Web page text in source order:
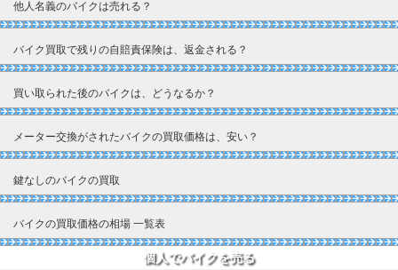
他人名義のバイクは売れる？
バイク買取で残りの自賠責保険は、返金される？
買い取られた後のバイクは、どうなるか？
メーター交換がされたバイクの買取価格は、安い？
鍵なしのバイクの買取
バイクの買取価格の相場 一覧表
個人でバイクを売る